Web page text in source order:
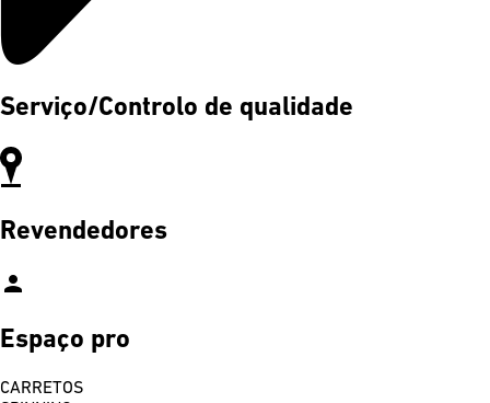
Serviço/Controlo de qualidade
Revendedores
person
Espaço pro
CARRETOS